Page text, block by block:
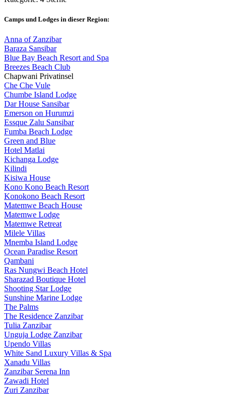
Camps und Lodges in dieser Region:
Anna of Zanzibar
Baraza Sansibar
Blue Bay Beach Resort and Spa
Breezes Beach Club
Chapwani Privatinsel
Che Che Vule
Chumbe Island Lodge
Dar House Sansibar
Emerson on Hurumzi
Essque Zalu Sansibar
Fumba Beach Lodge
Green and Blue
Hotel Matlai
Kichanga Lodge
Kilindi
Kisiwa House
Kono Kono Beach Resort
Konokono Beach Resort
Matemwe Beach House
Matemwe Lodge
Matemwe Retreat
Milele Villas
Mnemba Island Lodge
Ocean Paradise Resort
Qambani
Ras Nungwi Beach Hotel
Sharazad Boutique Hotel
Shooting Star Lodge
Sunshine Marine Lodge
The Palms
The Residence Zanzibar
Tulia Zanzibar
Unguja Lodge Zanzibar
Upendo Villas
White Sand Luxury Villas & Spa
Xanadu Villas
Zanzibar Serena Inn
Zawadi Hotel
Zuri Zanzibar